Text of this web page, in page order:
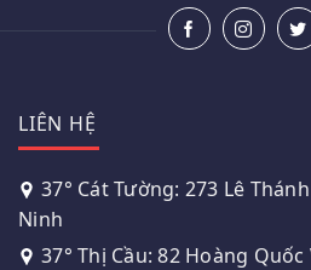
LIÊN HỆ
37° Cát Tường: 273 Lê
Ninh
37° Thị Cầu: 82 Hoàng